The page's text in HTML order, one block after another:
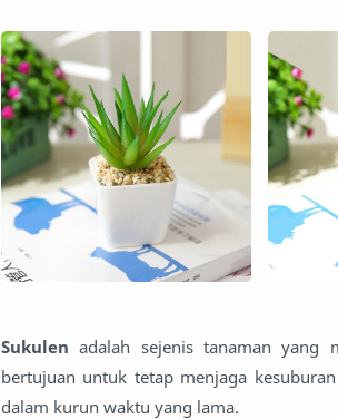
Sukulen adalah sejenis tanaman yang
bertujuan untuk tetap menjaga
dalam kurun waktu yang lama.